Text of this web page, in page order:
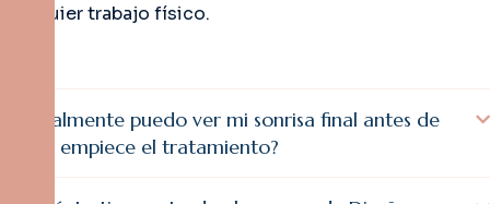
cualquier trabajo físico.
¿Realmente puedo ver mi sonrisa final antes de
que empiece el tratamiento?